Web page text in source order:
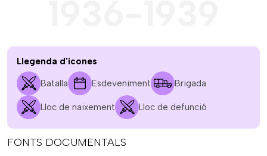
Llegenda d'icones
Batalla Esdeveniment Brigada
Lloc de naixement Lloc de defunció
FONTS DOCUMENTALS